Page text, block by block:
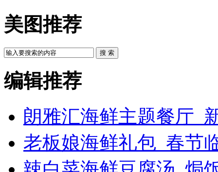
美图推荐
搜 索
编辑推荐
朗雅汇海鲜主题餐厅_
老板娘海鲜礼包_春节